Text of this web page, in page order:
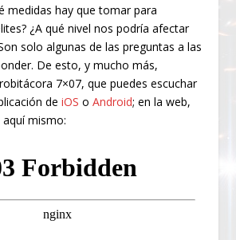
medidas hay que tomar para
¿A qué nivel nos podría afectar
solo algunas de las preguntas a las
De esto, y mucho más,
7×07, que puedes escuchar
deiOS oAndroid; en la web,
aquí mismo: